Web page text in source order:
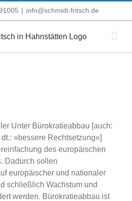
| info@schmidt-fritsch.de
Unter Bürokratieabbau [auch:
»bessere Rechtsetzung«]
des europäischen
Dadurch sollen
europäischer und nationaler
schließlich Wachstum und
werden. Bürokratieabbau ist